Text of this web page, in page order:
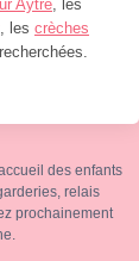
Aytré, les
, les crèches
des enfants
relais
prochainement